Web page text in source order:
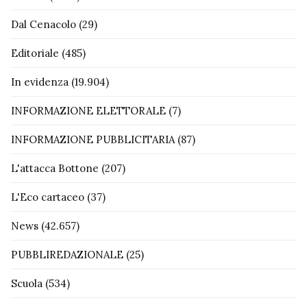
Dal Cenacolo (29)
Editoriale (485)
In evidenza (19.904)
INFORMAZIONE ELETTORALE (7)
INFORMAZIONE PUBBLICITARIA(87)
L'attacca Bottone (207)
L'Eco cartaceo (37)
News (42.657)
PUBBLIREDAZIONALE (25)
Scuola (534)